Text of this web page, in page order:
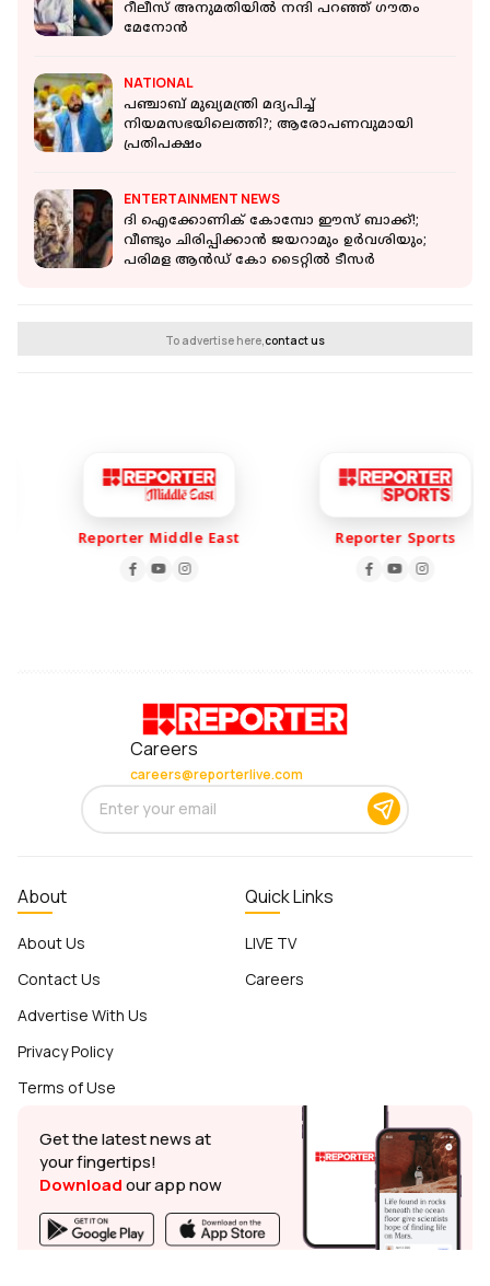
റീലീസ് അനുമതിയിൽ നന്ദി പറഞ്ഞ് ഗൗതം
മേനോൻ
NATIONAL
പഞ്ചാബ് മുഖ്യമന്ത്രി മദ്യപിച്ച്
നിയമസഭയിലെത്തി?; ആരോപണവുമായി
പ്രതിപക്ഷം
ENTERTAINMENT NEWS
ദി ഐക്കോണിക് കോമ്പോ ഈസ് ബാക്ക്!;
വീണ്ടും ചിരിപ്പിക്കാൻ ജയറാമും ഉർവശിയും;
പരിമള ആൻഡ് കോ ടൈറ്റിൽ ടീസർ
To advertise here,contact us
Reporter Middle East Reporter Sports
Careers
careers@reporterlive.com
About
About Us
Contact Us
Advertise With Us
Privacy Policy
Terms of Use
Quick Links
LIVE TV
Careers
Get the latest news at
your fingertips!
Downloadour app now